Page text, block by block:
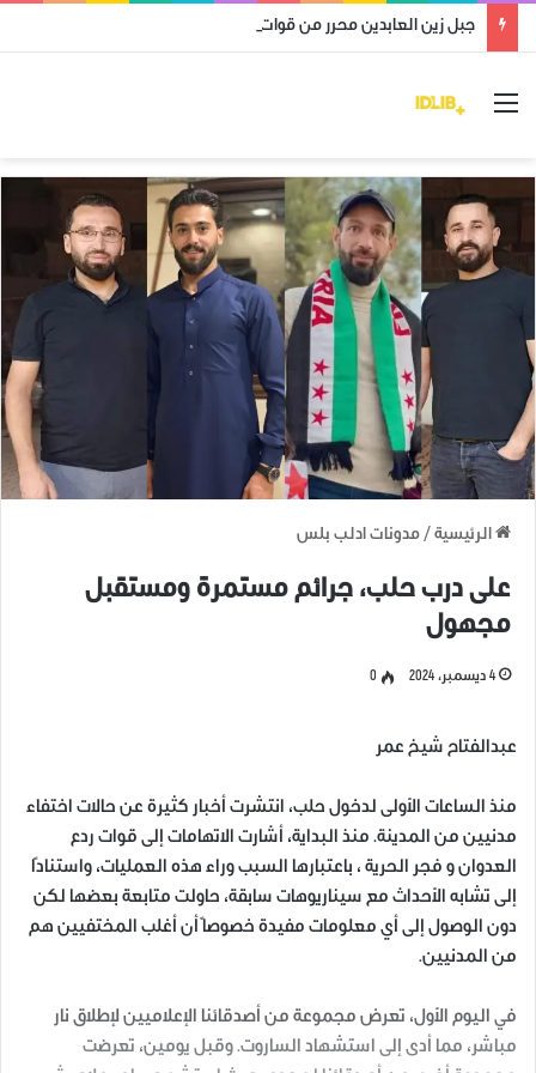
جبل زين العابدين محرر من قوات النظام وميليشياته
القائمة
الرئيسية / مدونات ادلب بلس
على درب حلب، جرائم مستمرة ومستقبل
مجهول
4 ديسمبر، 2024 0
عبدالفتاح شيخ عمر
منذ الساعات الأولى لدخول حلب، انتشرت أخبار كثيرة عن حالات اختفاء
مدنيين من المدينة. منذ البداية، أشارت الاتهامات إلى قوات ردع
العدوان و فجر الحرية ، باعتبارها السبب وراء هذه العمليات، واستنادًا
إلى تشابه الأحداث مع سيناريوهات سابقة، حاولت متابعة بعضها لكن
دون الوصول إلى أي معلومات مفيدة خصوصاً أن أغلب المختفيين هم
من المدنيين.
في اليوم الأول، تعرض مجموعة من أصدقائنا الإعلاميين لإطلاق نار
مباشر، مما أدى إلى استشهاد الساروت. وقبل يومين، تعرضت